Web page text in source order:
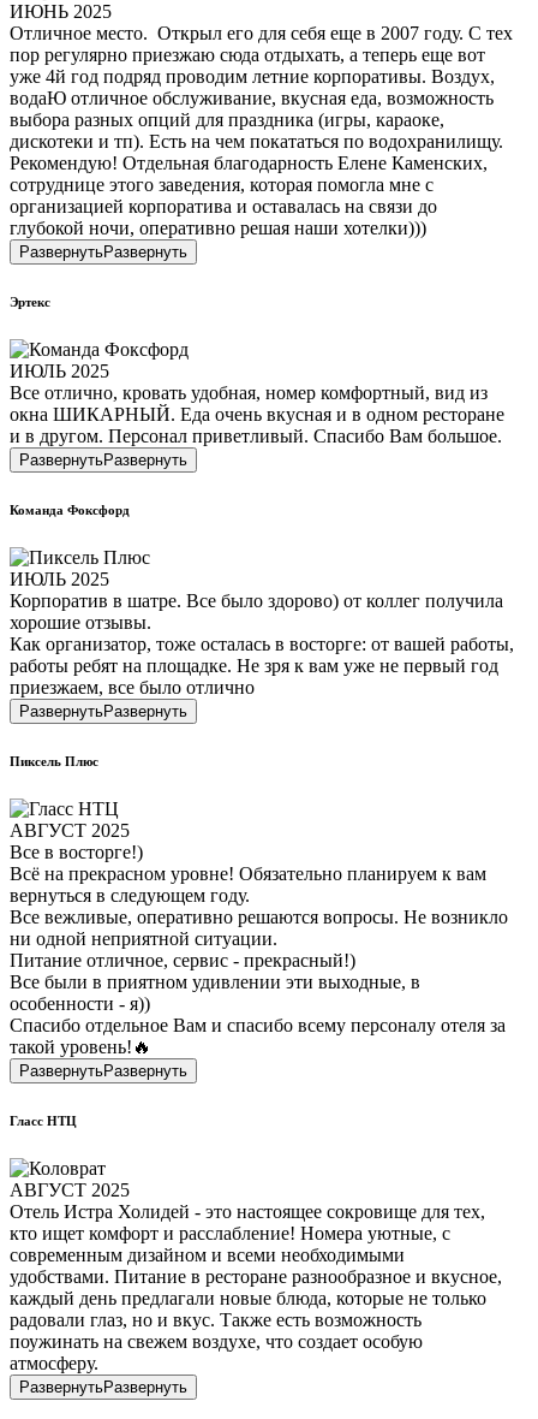
ИЮНЬ 2025
Отличное место. Открыл его для себя еще в 2007 году. С тех
пор регулярно приезжаю сюда отдыхать, а теперь еще вот
уже 4й год подряд проводим летние корпоративы. Воздух,
водаЮ отличное обслуживание, вкусная еда, возможность
выбора разных опций для праздника (игры, караоке,
дискотеки и тп). Есть на чем покататься по водохранилищу.
Рекомендую! Отдельная благодарность Елене Каменских,
сотруднице этого заведения, которая помогла мне с
организацией корпоратива и оставалась на связи до
глубокой ночи, оперативно решая наши хотелки)))
РазвернутьРазвернуть
Эртекс
ИЮЛЬ 2025
Все отлично, кровать удобная, номер комфортный, вид из
окна ШИКАРНЫЙ. Еда очень вкусная и в одном ресторане
и в другом. Персонал приветливый. Спасибо Вам большое.
РазвернутьРазвернуть
Команда Фоксфорд
ИЮЛЬ 2025
Корпоратив в шатре. Все было здорово) от коллег получила
хорошие отзывы.
Как организатор, тоже осталась в восторге: от вашей работы,
работы ребят на площадке. Не зря к вам уже не первый год
приезжаем, все было отлично
РазвернутьРазвернуть
Пиксель Плюс
АВГУСТ 2025
Все в восторге!)
Всё на прекрасном уровне! Обязательно планируем к вам
вернуться в следующем году.
Все вежливые, оперативно решаются вопросы. Не возникло
ни одной неприятной ситуации.
Питание отличное, сервис - прекрасный!)
Все были в приятном удивлении эти выходные, в
особенности - я))
Спасибо отдельное Вам и спасибо всему персоналу отеля за
такой уровень!🔥
РазвернутьРазвернуть
Гласс НТЦ
АВГУСТ 2025
Отель Истра Холидей - это настоящее сокровище для тех,
кто ищет комфорт и расслабление! Номера уютные, с
современным дизайном и всеми необходимыми
удобствами. Питание в ресторане разнообразное и вкусное,
каждый день предлагали новые блюда, которые не только
радовали глаз, но и вкус. Также есть возможность
поужинать на свежем воздухе, что создает особую
атмосферу.
РазвернутьРазвернуть